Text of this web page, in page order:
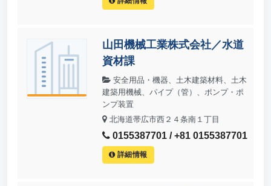
山田機械工業株式会社／水道
資材課
安全用品・機器、土木建築材料、土木
建築用機械、パイプ（管）、ポンプ・ポ
ンプ装置
北海道帯広市西２４条南１丁目
0155387701 / +81 0155387701
詳細情報